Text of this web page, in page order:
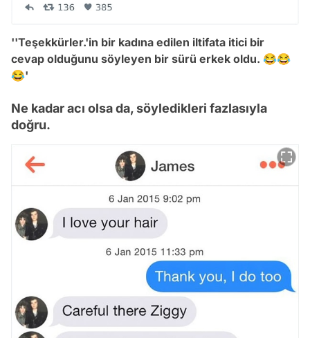
''Teşekkürler.'in bir kadına edilen iltifata itici bir
cevap olduğunu söyleyen bir sürü erkek oldu. 😂😂
😂'
Ne kadar acı olsa da, söyledikleri fazlasıyla
doğru.